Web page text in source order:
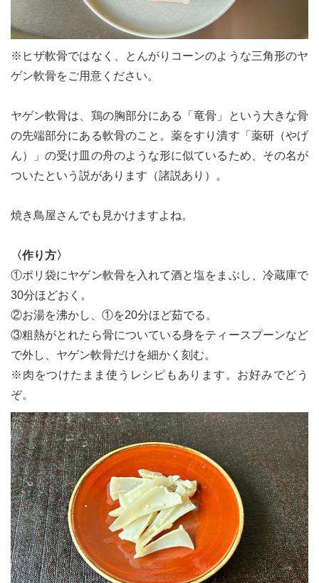
※ヒザ軟骨ではなく、とんがりコーンのような三角形のヤ
ゲン軟骨をご用意ください。
ヤゲン軟骨は、鶏の胸部分にある「竜骨」という大きな骨
の先端部分にある軟骨のこと。薬をすり潰す「薬研（やげ
ん）」の受け皿の舟のような形に似ているため、その名が
ついたという説があります（諸説あり）。
焼き鳥屋さんでも見かけますよね。
〈作り方〉
①ポリ袋にヤゲン軟骨を入れて酒と塩をまぶし、冷蔵庫で
30分ほどおく。
②お湯を沸かし、①を20分ほど茹でる。
③粗熱がとれたら骨についている身をティースプーンなど
で外し、ヤゲン軟骨だけを細かく刻む。
※肉をつけたまま使うレシピもあります。お好みでどう
ぞ。